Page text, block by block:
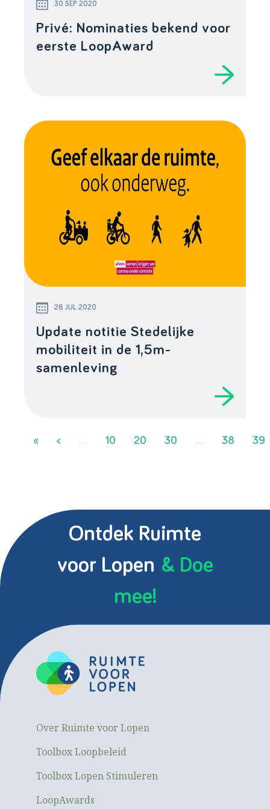
30 SEP 2020
Privé: Nominaties bekend voor
eerste LoopAward
28 JUL 2020
Update notitie Stedelijke
mobiliteit in de 1,5m-
samenleving
« < ... 10 20 30 ... 38 39
Ontdek Ruimte
voor Lopen & Doe
mee!
Over Ruimte voor Lopen
Toolbox Loopbeleid
Toolbox Lopen Stimuleren
LoopAwards